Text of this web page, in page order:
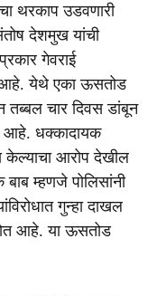
थरकाप उडवणारी
देशमुख यांची
गेवराई
येथे एका ऊसतोड
चार दिवस डांबून
आहे. धक्कादायक
आरोप देखील
म्हणजे पोलिसांनी
गुन्हा दाखल
आहे. या ऊसतोड